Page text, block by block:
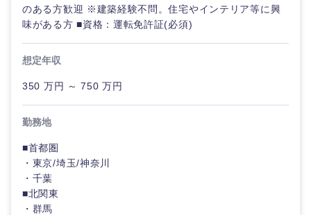
のある方歓迎 ※建築経験不問。住宅やインテリア等に興
味がある方 ■資格：運転免許証(必須)
想定年収
350 万円 ～ 750 万円
勤務地
■首都圏
・東京/埼玉/神奈川
・千葉
■北関東
・群馬